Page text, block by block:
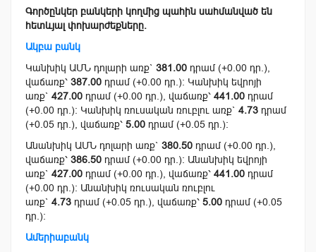
Գործընկեր բանկերի կողմից պահին սահմանված են
հետևյալ փոխարժեքները.
Ակբա բանկ
Կանխիկ ԱՄՆ դոլարի առք` 381.00 դրամ (+0.00 դր.),
վաճառք՝ 387.00 դրամ (+0.00 դր.): Կանխիկ եվրոյի
առք` 427.00 դրամ (+0.00 դր.), վաճառք՝ 441.00 դրամ
(+0.00 դր.): Կանխիկ ռուսական ռուբլու առք` 4.73 դրամ
(+0.05 դր.), վաճառք՝ 5.00 դրամ (+0.05 դր.):
Անանխիկ ԱՄՆ դոլարի առք` 380.50 դրամ (+0.00 դր.),
վաճառք՝ 386.50 դրամ (+0.00 դր.): Անանխիկ եվրոյի
առք` 427.00 դրամ (+0.00 դր.), վաճառք՝ 441.00 դրամ
(+0.00 դր.): Անանխիկ ռուսական ռուբլու
առք` 4.73 դրամ (+0.05 դր.), վաճառք՝ 5.00 դրամ (+0.05
դր.):
Ամերիաբանկ